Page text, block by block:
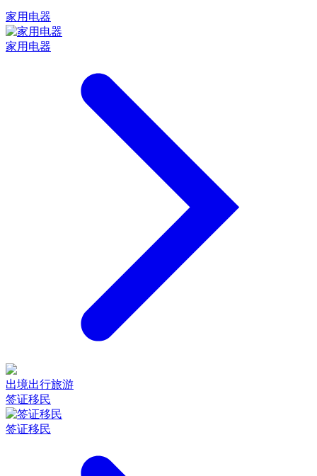
家用电器
家用电器
出境出行旅游
签证移民
签证移民